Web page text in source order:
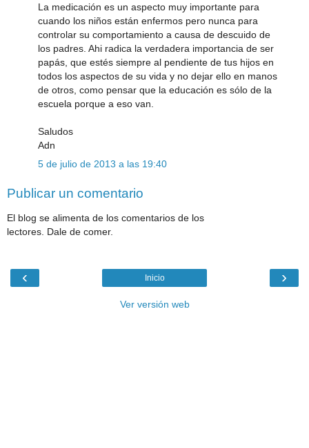
La medicación es un aspecto muy importante para
cuando los niños están enfermos pero nunca para
controlar su comportamiento a causa de descuido de
los padres. Ahi radica la verdadera importancia de ser
papás, que estés siempre al pendiente de tus hijos en
todos los aspectos de su vida y no dejar ello en manos
de otros, como pensar que la educación es sólo de la
escuela porque a eso van.
Saludos
Adn
5 de julio de 2013 a las 19:40
Publicar un comentario
El blog se alimenta de los comentarios de los
lectores. Dale de comer.
‹ ›
Inicio
Ver versión web